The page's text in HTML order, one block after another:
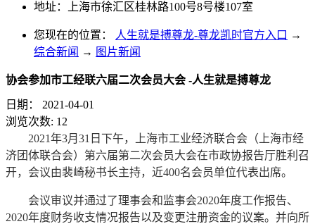
地址：上海市徐汇区桂林路100号8号楼107室
您现在的位置： 人生就是搏尊龙-尊龙凯时官方入口 →
综合新闻 → 图片新闻
协会参加市工经联六届二次会员大会 -人生就是搏尊龙
日期：
2021-04-01
浏览次数: 12
2021年3月31日下午，上海市工业经济联合会（上海市经
济团体联合会）第六届第二次会员大会在市政协报告厅胜利召
开，会议由裴崎秘书长主持，近400名会员单位代表出席。
会议审议并通过了理事会和监事会2020年度工作报告、
2020年度财务收支情况报告以及变更注册资金的议案。并向所